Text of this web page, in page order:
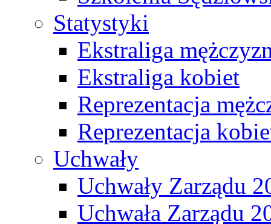
Statystyki
Ekstraliga
Ekstraliga kobiet
Reprezentacja
Reprezentacja
Uchwały
Uchwały Zarządu
Uchwała Zarządu